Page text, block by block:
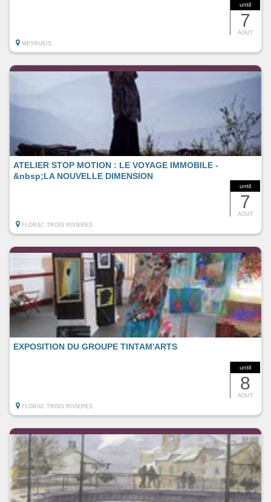
until
7
AOUT
MEYRUEIS
until
7
AOUT
ATELIER STOP MOTION : LE VOYAGE IMMOBILE -
&nbsp;LA NOUVELLE DIMENSION
FLORAC TROIS RIVIERES
until
8
AOUT
EXPOSITION DU GROUPE TINTAM'ARTS
FLORAC TROIS RIVIERES